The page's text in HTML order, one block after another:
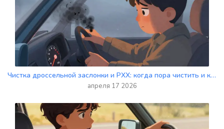
Чистка дроссельной заслонки и РХХ: когда пора чистить и как распознать симптомы
апреля 17 2026